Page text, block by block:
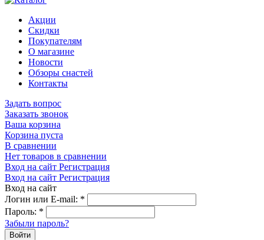
Акции
Скидки
Покупателям
О магазине
Новости
Обзоры снастей
Контакты
Задать вопрос
Заказать звонок
Ваша корзина
Корзина пуста
В сравнении
Нет товаров в сравнении
Вход на сайт Регистрация
Вход на сайт Регистрация
Вход на сайт
Логин или E-mail: *
Пароль: *
Забыли пароль?
Войти